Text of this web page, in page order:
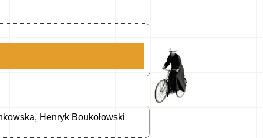
Henryk Boukołowski